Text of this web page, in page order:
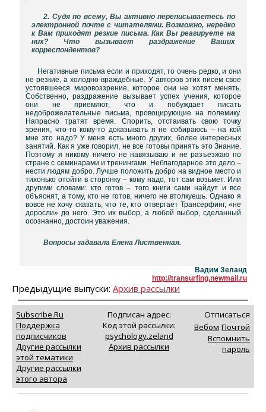
2. Судя по всему, Вы активно переписываетесь по
электронной почте с читателями. Возможно, нередко
к Вам приходят резкие письма. Как Вы реагируете на
них? Что вызывает раздражение Ваших
корреспондентов?
Негативные письма если и приходят, то очень редко, и они
не резкие, а холодно-враждебные. У авторов этих писем свое
устоявшееся мировоззрение, которое они не хотят менять.
Собственно, раздражение вызывает успех учения, которое
они не приемлют, что и побуждает писать
недоброжелательные письма, провоцирующие на полемику.
Напрасно тратят время. Спорить, отстаивать свою точку
зрения, что-то кому-то доказывать я не собираюсь – на кой
мне это надо? У меня есть много других, более интересных
занятий. Как я уже говорил, не все готовы принять это Знание.
Поэтому я никому ничего не навязываю и не разъезжаю по
стране с семинарами и тренингами. Неблагодарное это дело –
нести людям добро. Лучше положить добро на видное место и
тихонько отойти в сторонку – кому надо, тот сам возьмет. Или
другими словами: кто готов – того книги сами найдут и все
объяснят, а тому, кто не готов, ничего не втолкуешь. Однако я
вовсе не хочу сказать, что те, кто отвергает Трансерфинг, «не
доросли» до него. Это их выбор, а любой выбор, сделанный
осознанно, достоин уважения.
Вопросы задавала Елена Лиственная.
Вадим Зеланд
http://transurfing.newmail.ru
Предыдущие выпуски: Архив рассылки
Subscribe.Ru
Поддержка
подписчиков
Другие рассылки
этой тематики
Другие рассылки
этого автора
Подписан адрес:
Код этой рассылки:
psychology.zeland
Архив рассылки
Отписаться
Вебом Почтой
Вспомнить
пароль